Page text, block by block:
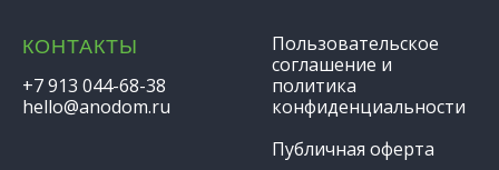
КОНТАКТЫ
+7 913 044-68-38
hello@anodom.ru
Пользовательское
соглашение и
политика
конфиденциальности
Публичная оферта